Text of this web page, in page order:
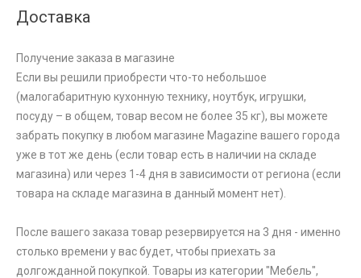
Доставка
Получение заказа в магазине
Если вы решили приобрести что-то небольшое
(малогабаритную кухонную технику, ноутбук, игрушки,
посуду – в общем, товар весом не более 35 кг), вы можете
забрать покупку в любом магазине Magazine вашего города
уже в тот же день (если товар есть в наличии на складе
магазина) или через 1-4 дня в зависимости от региона (если
товара на складе магазина в данный момент нет).
После вашего заказа товар резервируется на 3 дня - именно
столько времени у вас будет, чтобы приехать за
долгожданной покупкой. Товары из категории "Мебель",